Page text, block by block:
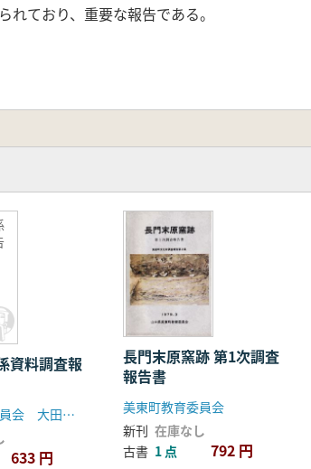
ており、重要な報告である。
資料調査報
島根県教育委員会 大田市教育委員会 他
633 円
長門末原窯跡 第1次調査
報告書
美東町教育委員会
新刊 在庫なし
古書 1 点 792 円